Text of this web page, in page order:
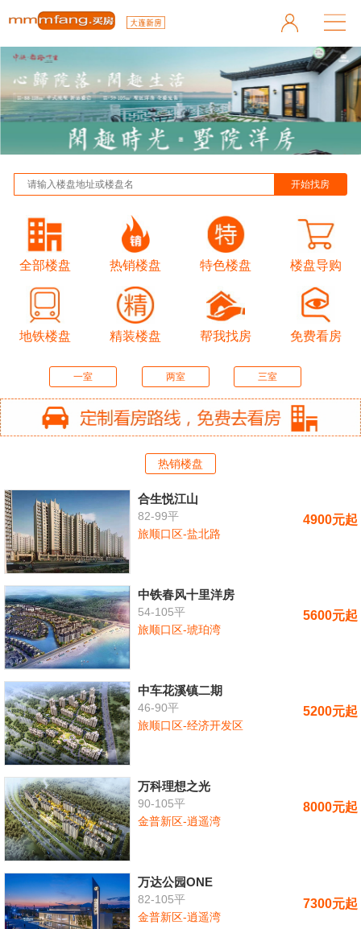
全部楼盘 热销楼盘 特色楼盘 楼盘导购
地铁楼盘 精装楼盘 帮我找房 免费看房
一室 两室 三室
热销楼盘
合生悦江山
82-99平
旅顺口区-盐北路
4900元起
中铁春风十里洋房
54-105平
旅顺口区-琥珀湾
5600元起
中车花溪镇二期
46-90平
旅顺口区-经济开发区
5200元起
万科理想之光
90-105平
金普新区-逍遥湾
8000元起
万达公园ONE
82-105平
金普新区-逍遥湾
7300元起